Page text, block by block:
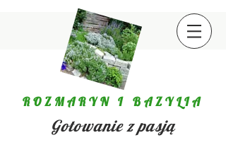
ROZMARYN I BAZYLIA
Gotowanie z pasją